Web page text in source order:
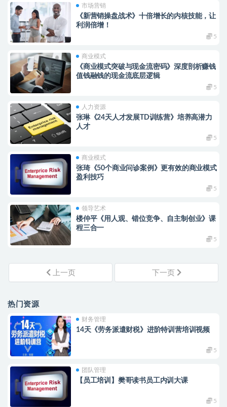
市场营销
《新营销操盘战术》十倍增长的内核技能，让
利润倍增！
5
商业模式
《商业模式突破与现金流密码》深度剖析赚钱
值钱融钱的现金流底层逻辑
5
人力资源
张琳《24天人才发展TD训练营》培养高潜力
人才
5
商业模式
张琦《50个商业问诊案例》更有效的商业模式
盈利技巧
5
领导艺术
楼仲平《用人观、错位竞争、自主制创业》课
程三合一
5
上一页 下一页
热门资源
财务管理
14天《劳务派遣财税》进阶特训营培训视频
5
团队管理
【员工培训】樊哥读书员工内训大课
5